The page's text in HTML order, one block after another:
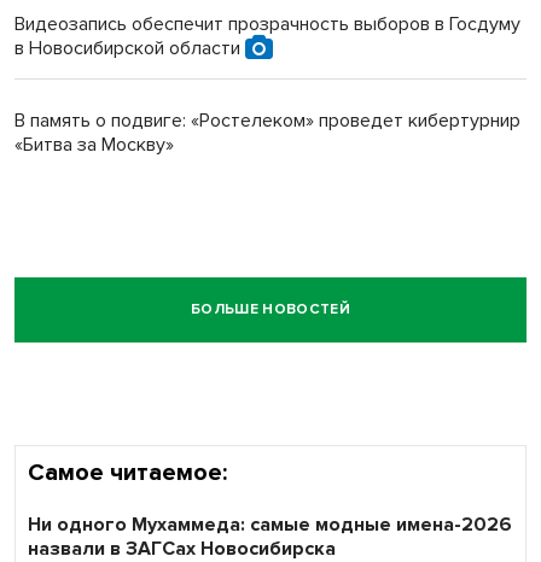
Видеозапись обеспечит прозрачность выборов в Госдуму
в Новосибирской области
В память о подвиге: «Ростелеком» проведет кибертурнир
«Битва за Москву»
БОЛЬШЕ НОВОСТЕЙ
Самое читаемое:
Ни одного Мухаммеда: самые модные имена-2026
назвали в ЗАГСах Новосибирска